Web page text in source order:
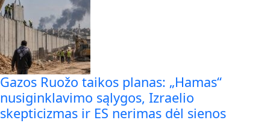
Gazos Ruožo taikos planas: „Hamas“
nusiginklavimo sąlygos, Izraelio
skepticizmas ir ES nerimas dėl sienos